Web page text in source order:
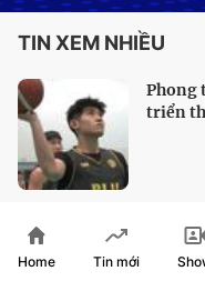
TIN XEM NHIỀU
Phong
triển
Bóng
phục
Home Tin mới